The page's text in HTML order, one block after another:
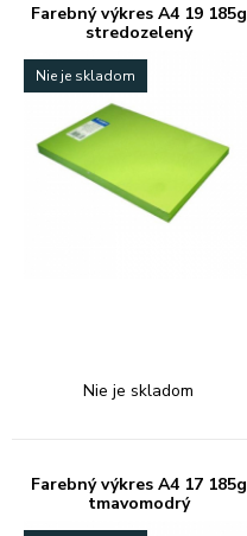
Farebný výkres A4 19 185g
stredozelený
Nie je skladom
Nie je skladom
Farebný výkres A4 17 185g
tmavomodrý